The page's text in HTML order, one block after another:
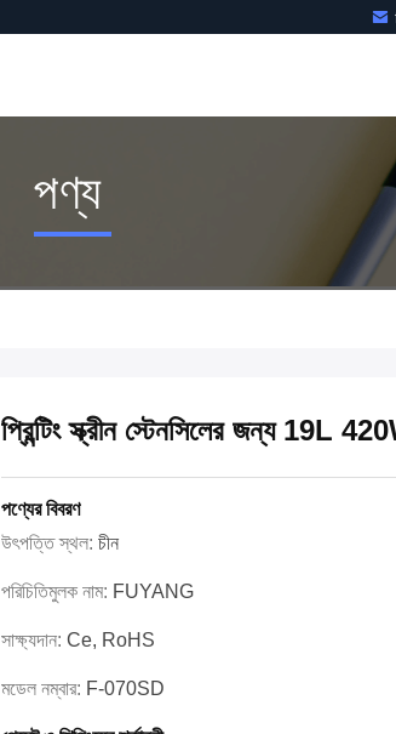
পণ্য
প্রিন্টিং স্ক্রীন স্টেনসিলের জন্য 19L
পণ্যের বিবরণ
উৎপত্তি স্থল: চীন
পরিচিতিমুলক নাম: FUYANG
সাক্ষ্যদান: Ce, RoHS
মডেল নম্বার: F-070SD